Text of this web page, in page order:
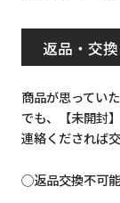
返品・交換
商品が思ってい
でも、【未開封】
連絡くだされば
◯返品交換不可